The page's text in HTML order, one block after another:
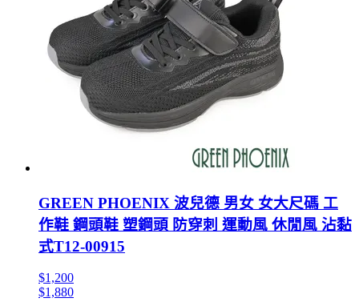
GREEN PHOENIX 波兒德 男女 女大尺碼 工
作鞋 鋼頭鞋 塑鋼頭 防穿刺 運動風 休閒風 沾黏
式T12-00915
$1,200
$1,880